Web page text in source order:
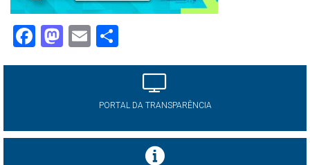
Facebook
Mastodon
Email
PORTAL DA TRANSPARÊNCIA